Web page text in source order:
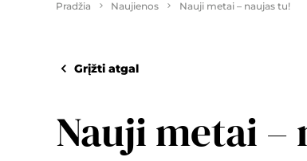
Pradžia Naujienos Nauji metai – naujas tu!
Grįžti atgal
Nauji metai –